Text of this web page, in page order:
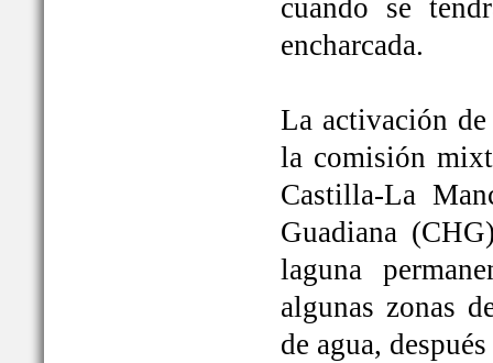
cuando se
encharcada.
La activación
la comisión
Castilla-La
Guadiana
laguna
algunas zonas
de agua,